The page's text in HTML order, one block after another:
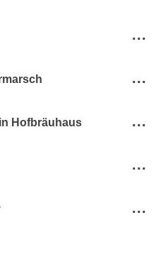
...
...
Hofbräuhaus ...
...
...